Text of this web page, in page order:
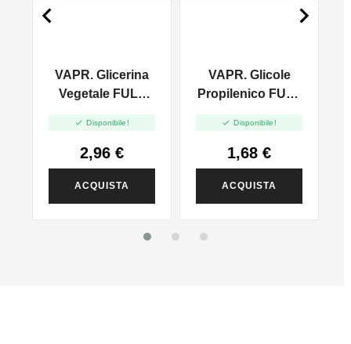
VAPR. Glicerina
Vegetale FULL
120ml
 Disponibile!
2,96 €
ACQUISTA
VAPR. Glicole
Propilenico FULL
 Disponibile!
1,68 €
ACQUISTA
 